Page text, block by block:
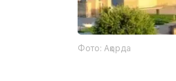
Фото: Ақорда